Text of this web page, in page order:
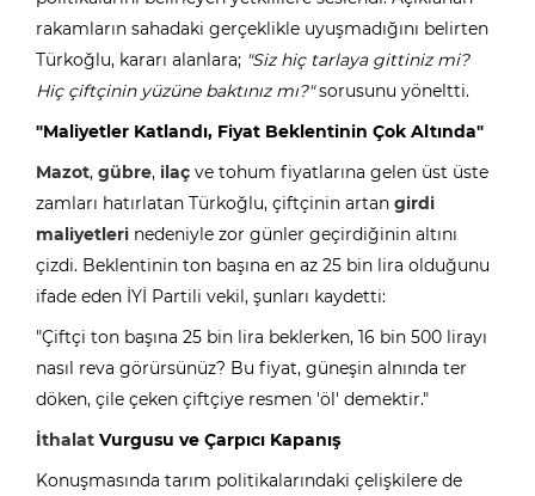
rakamların sahadaki gerçeklikle uyuşmadığını belirten
Türkoğlu, kararı alanlara; "Siz hiç tarlaya gittiniz mi?
Hiç çiftçinin yüzüne baktınız mı?"sorusunu yöneltti.
"Maliyetler Katlandı, Fiyat Beklentinin Çok Altında"
Mazot, gübre, ilaç ve tohum fiyatlarına gelen üst üste
zamları hatırlatan Türkoğlu, çiftçinin artan girdi
maliyetleri nedeniyle zor günler geçirdiğinin altını
çizdi. Beklentinin ton başına en az 25 bin lira olduğunu
ifade eden İYİ Partili vekil, şunları kaydetti:
"Çiftçi ton başına 25 bin lira beklerken, 16 bin 500 lirayı
nasıl reva görürsünüz? Bu fiyat, güneşin alnında ter
döken, çile çeken çiftçiye resmen 'öl' demektir."
İthalat Vurgusu ve Çarpıcı Kapanış
Konuşmasında tarım politikalarındaki çelişkilere de